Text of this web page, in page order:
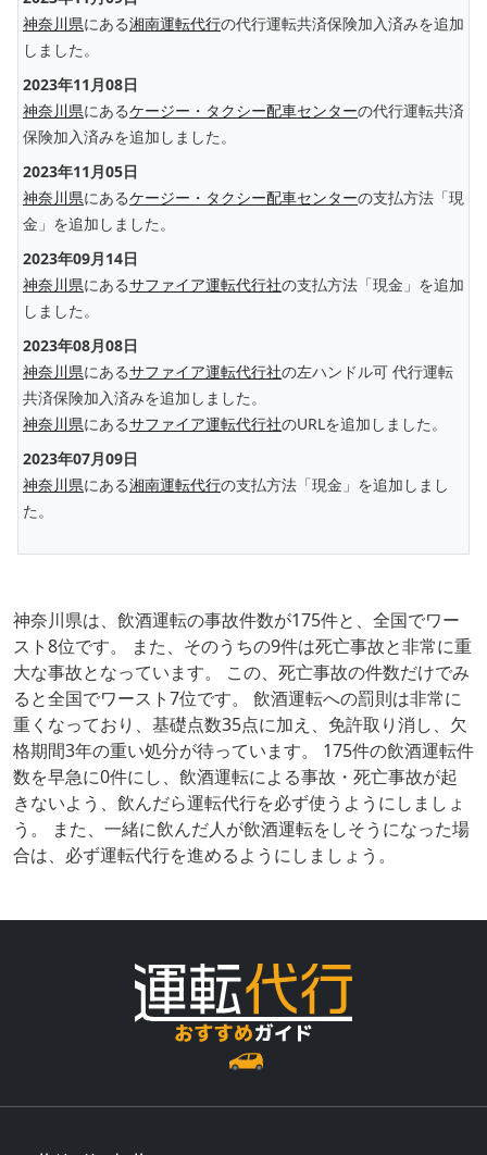
神奈川県にある湘南運転代行の代行運転共済保険加入済みを追加
しました。
2023年11月08日
神奈川県にあるケージー・タクシー配車センターの代行運転共済
保険加入済みを追加しました。
2023年11月05日
神奈川県にあるケージー・タクシー配車センターの支払方法「現
金」を追加しました。
2023年09月14日
神奈川県にあるサファイア運転代行社の支払方法「現金」を追加
しました。
2023年08月08日
神奈川県にあるサファイア運転代行社の左ハンドル可 代行運転
共済保険加入済みを追加しました。
神奈川県にあるサファイア運転代行社のURLを追加しました。
2023年07月09日
神奈川県にある湘南運転代行の支払方法「現金」を追加しまし
た。
神奈川県は、飲酒運転の事故件数が175件と、全国でワー
スト8位です。 また、そのうちの9件は死亡事故と非常に重
大な事故となっています。 この、死亡事故の件数だけでみ
ると全国でワースト7位です。 飲酒運転への罰則は非常に
重くなっており、基礎点数35点に加え、免許取り消し、欠
格期間3年の重い処分が待っています。 175件の飲酒運転件
数を早急に0件にし、飲酒運転による事故・死亡事故が起
きないよう、飲んだら運転代行を必ず使うようにしましょ
う。 また、一緒に飲んだ人が飲酒運転をしそうになった場
合は、必ず運転代行を進めるようにしましょう。